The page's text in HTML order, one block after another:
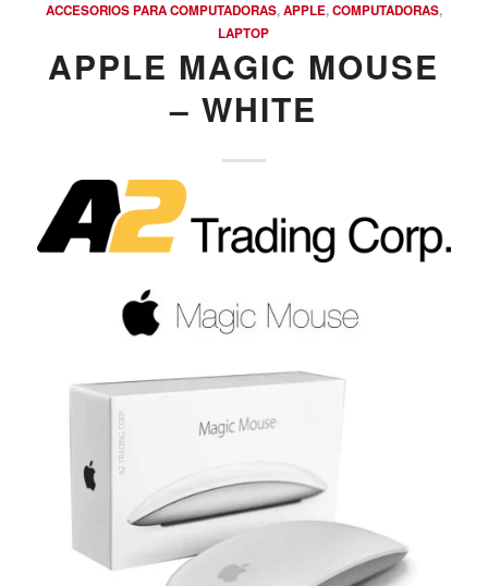
ACCESORIOS PARA COMPUTADORAS,APPLE,COMPUTADORAS,
LAPTOP
APPLE MAGIC MOUSE
– WHITE